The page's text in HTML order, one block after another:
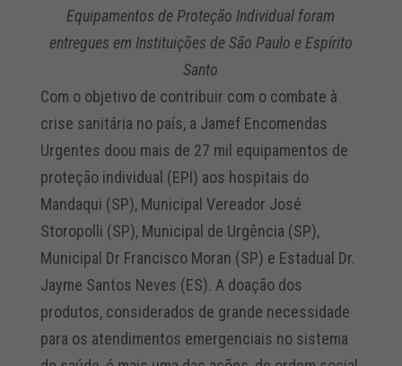
Equipamentos de Proteção Individual foram
entregues em Instituições de São Paulo e Espírito
Santo
Com o objetivo de contribuir com o combate à
crise sanitária no país, a Jamef Encomendas
Urgentes doou mais de 27 mil equipamentos de
proteção individual (EPI) aos hospitais do
Mandaqui (SP), Municipal Vereador José
Storopolli (SP), Municipal de Urgência (SP),
Municipal Dr Francisco Moran (SP) e Estadual Dr.
Jayme Santos Neves (ES). A doação dos
produtos, considerados de grande necessidade
para os atendimentos emergenciais no sistema